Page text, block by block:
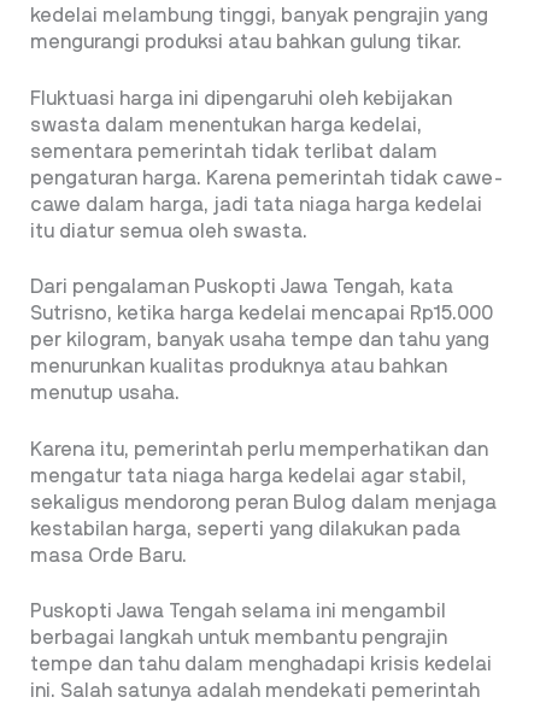
kedelai melambung tinggi, banyak pengrajin yang
mengurangi produksi atau bahkan gulung tikar.
Fluktuasi harga ini dipengaruhi oleh kebijakan
swasta dalam menentukan harga kedelai,
sementara pemerintah tidak terlibat dalam
pengaturan harga. Karena pemerintah tidak cawe-
cawe dalam harga, jadi tata niaga harga kedelai
itu diatur semua oleh swasta.
Dari pengalaman Puskopti Jawa Tengah, kata
Sutrisno, ketika harga kedelai mencapai Rp15.000
per kilogram, banyak usaha tempe dan tahu yang
menurunkan kualitas produknya atau bahkan
menutup usaha.
Karena itu, pemerintah perlu memperhatikan dan
mengatur tata niaga harga kedelai agar stabil,
sekaligus mendorong peran Bulog dalam menjaga
kestabilan harga, seperti yang dilakukan pada
masa Orde Baru.
Puskopti Jawa Tengah selama ini mengambil
berbagai langkah untuk membantu pengrajin
tempe dan tahu dalam menghadapi krisis kedelai
ini. Salah satunya adalah mendekati pemerintah